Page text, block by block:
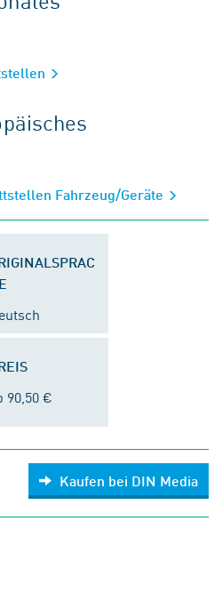
Fahrzeug/Geräte
90,50 €
Kaufen bei DIN Media